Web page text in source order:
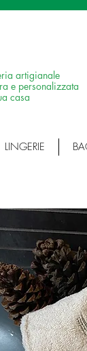
artigianale
e personalizzata
casa
LINGERIE